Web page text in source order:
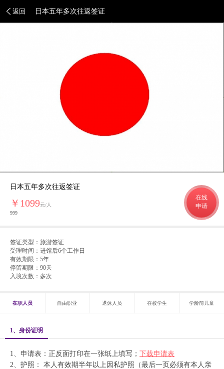
返回 日本五年多次往返签证
日本五年多次往返签证
￥1099元/人
999
在线
申请
签证类型： 旅游签证
受理时间： 进馆后6个工作日
有效期限： 5年
停留期限： 90天
入境次数： 多次
在职人员 自由职业 退休人员 在校学生 学龄前儿童
1、身份证明
1、申请表：正反面打印在一张纸上填写； 下载申请表
2、护照： 本人有效期半年以上因私护照（最后一页必须有本人亲